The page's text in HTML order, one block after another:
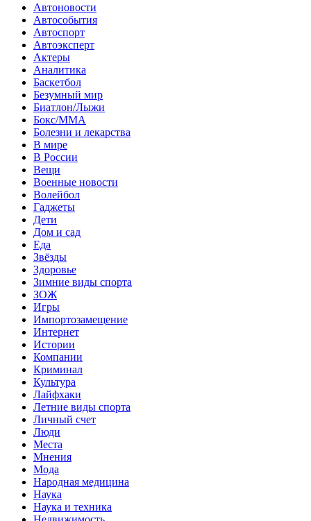
Автоновости
Автособытия
Автоспорт
Автоэксперт
Актеры
Аналитика
Баскетбол
Безумный мир
Биатлон/Лыжи
Бокс/MMA
Болезни и лекарства
В мире
В России
Вещи
Военные новости
Волейбол
Гаджеты
Дети
Дом и сад
Еда
Звёзды
Здоровье
Зимние виды спорта
ЗОЖ
Игры
Импортозамещение
Интернет
Истории
Компании
Криминал
Культура
Лайфхаки
Летние виды спорта
Личный счет
Люди
Места
Мнения
Мода
Народная медицина
Наука
Наука и техника